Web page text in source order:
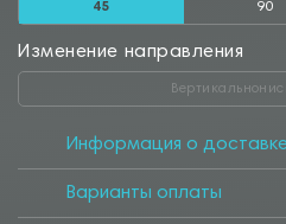
45 90
Изменение направления
Информация о
Варианты оплаты